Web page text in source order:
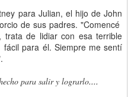
para Julian, el hijo de John
de sus padres. "Comencé
de lidiar con esa terrible
para él. Siempre me sentí
para salir y lograrlo....